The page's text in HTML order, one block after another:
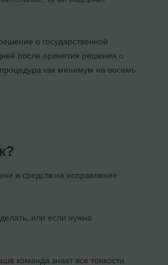
о государственной
после принятия решения о
как минимум на восемь
и средств на исправление
или если нужно
команда знает все тонкости